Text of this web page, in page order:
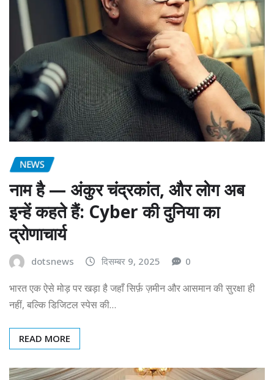
NEWS
नाम है — अंकुर चंद्रकांत, और लोग अब
इन्हें कहते हैं: Cyber की दुनिया का
द्रोणाचार्य
dotsnews दिसम्बर 9, 2025 0
भारत एक ऐसे मोड़ पर खड़ा है जहाँ सिर्फ़ ज़मीन और आसमान की सुरक्षा ही
नहीं, बल्कि डिजिटल स्पेस की…
READ MORE